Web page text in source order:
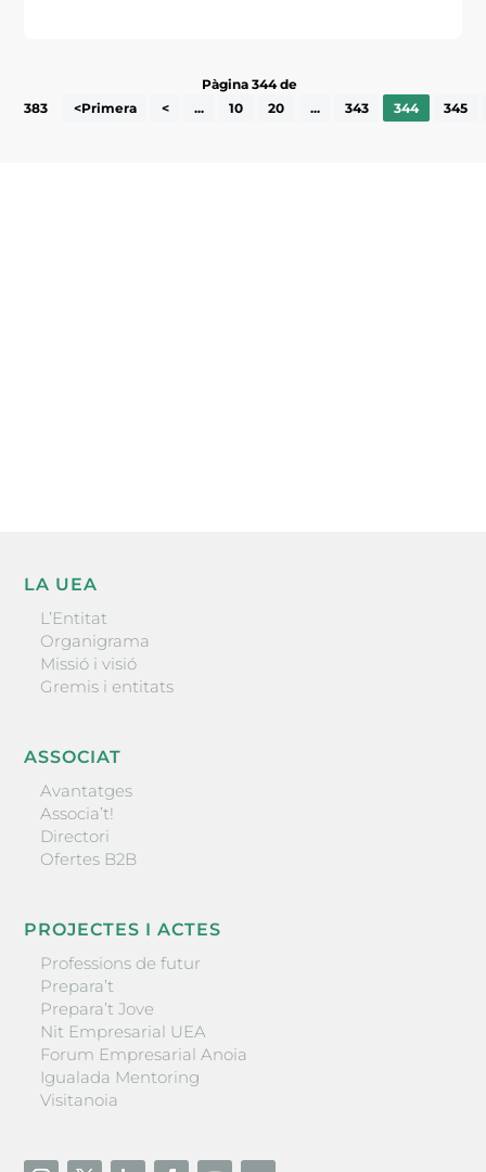
Pàgina 344 de
383
<Primera < ... 10 20 ... 343 344 345
LA UEA
L’Entitat
Organigrama
Missió i visió
Gremis i entitats
ASSOCIAT
Avantatges
Associa’t!
Directori
Ofertes B2B
PROJECTES I ACTES
Professions de futur
Prepara’t
Prepara’t Jove
Nit Empresarial UEA
Forum Empresarial Anoia
Igualada Mentoring
Visitanoia